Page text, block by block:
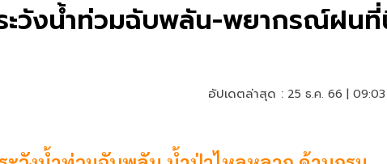
ะวังน้ำท่วมฉับพลัน-พยากรณ์ฝน
อัปเดตล่าสุด : 25 ธ.ค. 66 |